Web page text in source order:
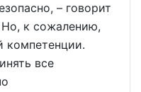
– говорит
к сожалению,
компетенции.
все